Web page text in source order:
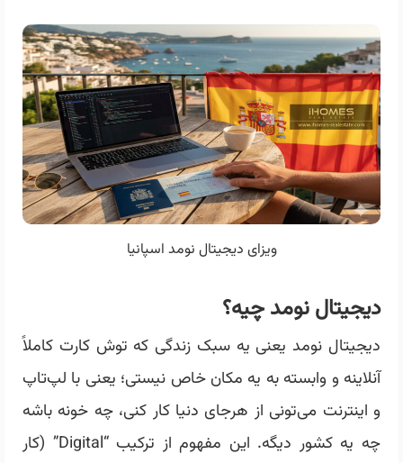
ویزای دیجیتال نومد اسپانیا
دیجیتال نومد چیه؟
دیجیتال نومد یعنی یه سبک زندگی که توش کارت کاملاً
آنلاینه و وابسته به یه مکان خاص نیستی؛ یعنی با لپ‌تاپ
و اینترنت می‌تونی از هرجای دنیا کار کنی، چه خونه باشه
چه یه کشور دیگه. این مفهوم از ترکیب “Digital” (کار